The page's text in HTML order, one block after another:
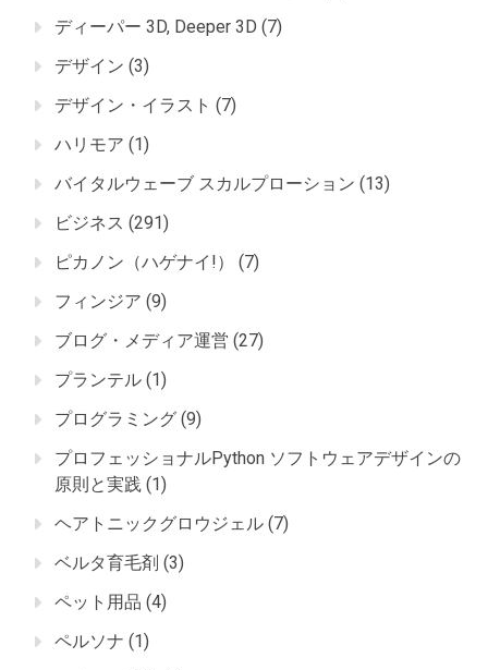
ディーパー 3D, Deeper 3D (7)
デザイン (3)
デザイン・イラスト (7)
ハリモア (1)
バイタルウェーブ スカルプローション (13)
ビジネス (291)
ピカノン（ハゲナイ!）
(7)
フィンジア (9)
ブログ・メディア運営 (27)
プランテル (1)
プログラミング (9)
プロフェッショナルPython ソフトウェアデザインの
原則と実践 (1)
ヘアトニックグロウジェル (7)
ベルタ育毛剤 (3)
ペット用品 (4)
ペルソナ (1)